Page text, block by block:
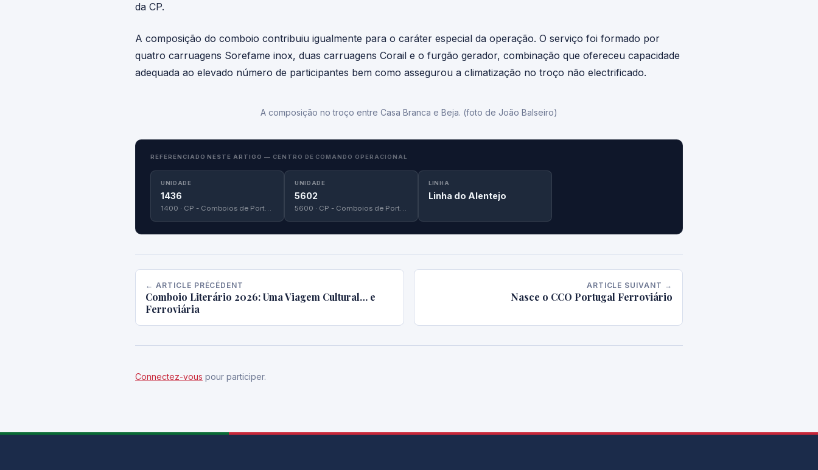
da CP.
A composição do comboio contribuiu igualmente para o caráter especial da operação. O serviço foi formado por
quatro carruagens Sorefame inox, duas carruagens Corail e o furgão gerador, combinação que ofereceu capacidade
adequada ao elevado número de participantes bem como assegurou a climatização no troço não electrificado.
A composição no troço entre Casa Branca e Beja. (foto de João Balseiro)
REFERENCIADO NESTE ARTIGO — CENTRO DE COMANDO OPERACIONAL
UNIDADE
1436
1400 · CP - Comboios de Portugal
UNIDADE
5602
5600 · CP - Comboios de Portugal
LINHA
Linha do Alentejo
← ARTICLE PRÉCÉDENT
Comboio Literário 2026: Uma Viagem Cultural… e
Ferroviária
ARTICLE SUIVANT →
Nasce o CCO Portugal Ferroviário
Connectez-vous pour participer.